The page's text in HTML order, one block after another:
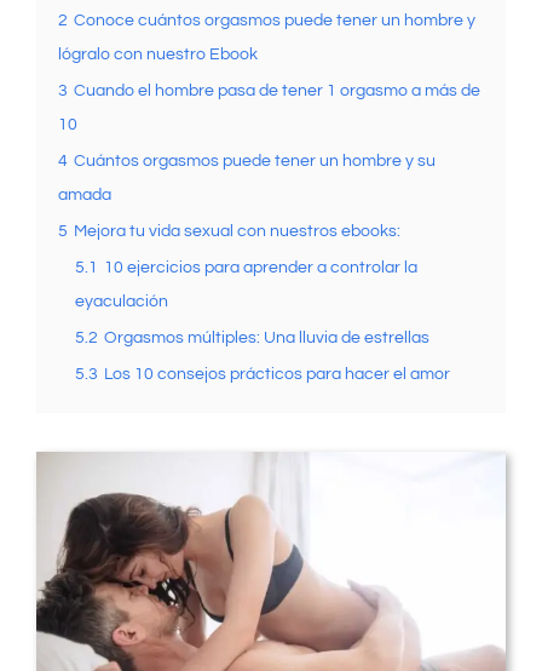
2 Conoce cuántos orgasmos puede tener un hombre y
lógralo con nuestro Ebook
3 Cuando el hombre pasa de tener 1 orgasmo a más de
10
4 Cuántos orgasmos puede tener un hombre y su
amada
5 Mejora tu vida sexual con nuestros ebooks:
5.1
10 ejercicios para aprender a controlar la
eyaculación
5.2 Orgasmos múltiples: Una lluvia de estrellas
5.3 Los 10 consejos prácticos para hacer el amor